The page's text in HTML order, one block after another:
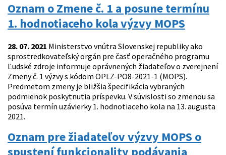
Oznam o Zmene č. 1 a posune termínu
1. hodnotiaceho kola výzvy MOPS
28. 07. 2021 Ministerstvo vnútra Slovenskej republiky ako
sprostredkovateľský orgán pre časť operačného programu
Ľudské zdroje informuje oprávnených žiadateľov o zverejnení
Zmeny č. 1 výzvy s kódom OPLZ-PO8-2021-1 (MOPS).
Predmetom zmeny je bližšia špecifikácia vybraných
podmienok poskytnutia príspevku. V súvislosti so zmenou sa
posúva termín uzávierky 1. hodnotiaceho kola na 13. augusta
2021.
Oznam pre žiadateľov výzvy MOPS o
spustení funkcionality podávania